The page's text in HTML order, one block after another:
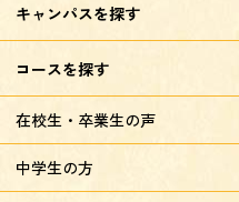
キャンパスを探す
コースを探す
在校生・卒業生の声
中学生の方